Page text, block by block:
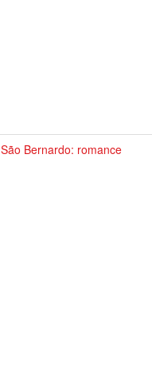
São Bernardo: romance